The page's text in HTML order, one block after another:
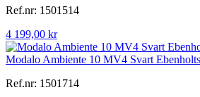
Ref.nr: 1501514
4 199,00 kr
Modalo Ambiente 10 MV4 Svart
Ref.nr: 1501714